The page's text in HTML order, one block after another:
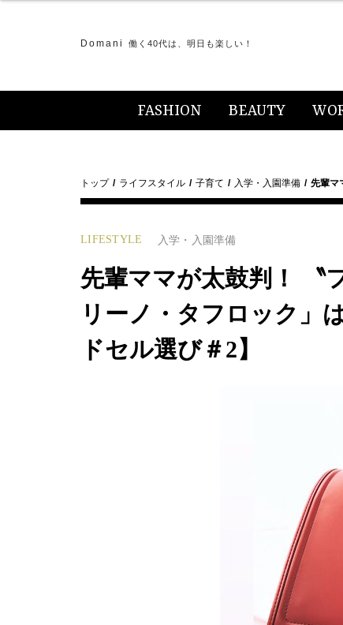
Domani 働く40代は、明日も楽しい！
FASHION BEAUTY
トップ ライフスタイル 子育て 入学・入園準備 先輩マ
LIFESTYLE 入学・入園準備
先輩ママが太鼓判！ 〝
リーノ・タフロック」
ドセル選び＃2】